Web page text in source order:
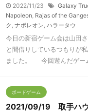
2022/11/23 Galaxy
Napoleon, Rajas of the
ク , ナポレオン, ハラータウ
今日の新宿ゲーム会は山田
と間借りしているつもりが
ました。 今回遊んだゲー
ボードゲーム
2021/09/19 取手ハ